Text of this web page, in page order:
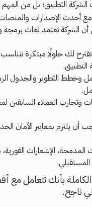
التطبيق؛ بل من
مع أحدث الإصدارات
أن الشركة تعتمد لغات
تقترح لك حلولًا مبتكرة
وخطط التطوير والجدول
وتجارب العملاء السابقين
أن يلتزم بمعايير الأمان
المدمجة، الإشعارات
بأنك تتعامل
ناجح.